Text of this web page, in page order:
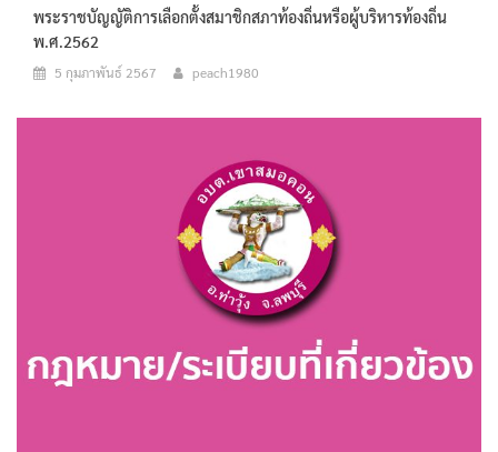
พระราชบัญญัติการเลือกตั้งสมาชิกสภาท้องถิ่นหรือผู้บริหารท้องถิ่น
พ.ศ.2562
5 กุมภาพันธ์ 2567 peach1980